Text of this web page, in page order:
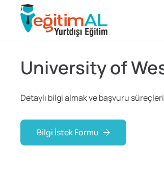
University of
Detaylı bilgi almak ve başvuru
Bilgi İstek Formu